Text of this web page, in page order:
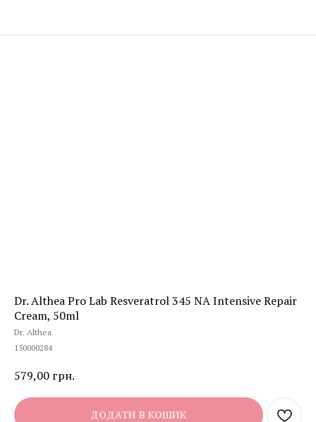
Dr. Althea Pro Lab Resveratrol 345 NA Intensive Repair
Cream, 50ml
Dr. Althea
150000284
579,00 грн.
ДОДАТИ В КОШИК